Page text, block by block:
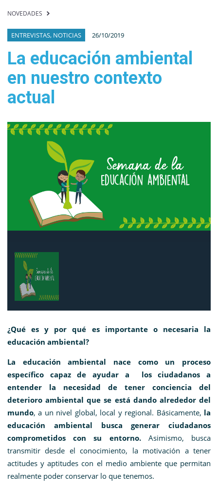
NOVEDADES
ENTREVISTAS, NOTICIAS 26/10/2019
La educación ambiental
en nuestro contexto
actual
¿Qué es y por qué es importante o necesaria la
educación ambiental?
La educación ambiental nace como un proceso
específico capaz de ayudar a los ciudadanos a
entender la necesidad de tener conciencia del
deterioro ambiental que se está dando alrededor del
mundo, a un nivel global, local y regional. Básicamente, la
educación ambiental busca generar ciudadanos
comprometidos con su entorno. Asimismo, busca
transmitir desde el conocimiento, la motivación a tener
actitudes y aptitudes con el medio ambiente que permitan
realmente poder conservar lo que tenemos.